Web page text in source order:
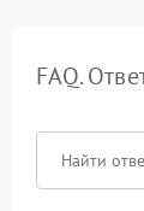
FAQ.